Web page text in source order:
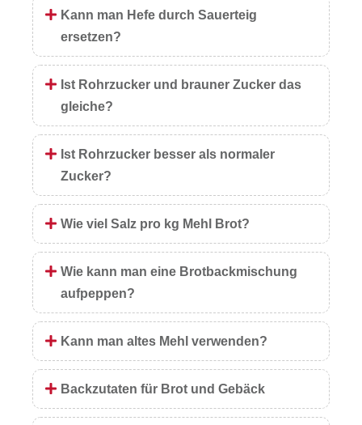
Kann man Hefe durch Sauerteig
ersetzen?
Ist Rohrzucker und brauner Zucker das
gleiche?
Ist Rohrzucker besser als normaler
Zucker?
Wie viel Salz pro kg Mehl Brot?
Wie kann man eine Brotbackmischung
aufpeppen?
Kann man altes Mehl verwenden?
Backzutaten für Brot und Gebäck